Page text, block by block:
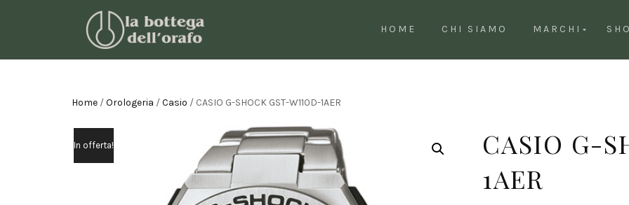
HOME CHI SIAMO MARCHI
Home /Orologeria /Casio / CASIO G-SHOCK GST-W110D-1AER
In offerta!
CASIO G-
1AER